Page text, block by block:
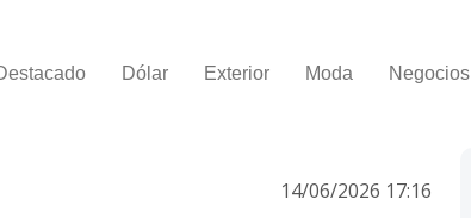
Dólar Exterior Moda Negocios
14/06/2026 17:16